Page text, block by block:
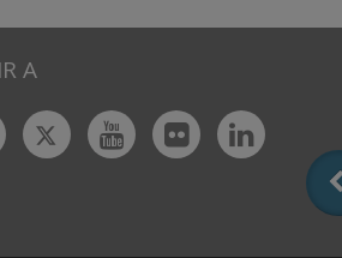
A
TwitterYoutubeFlickr